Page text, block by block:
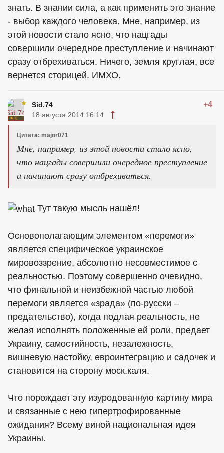
знать. В знании сила, а как применить это знание
- выбор каждого человека. Мне, например, из
этой новости стало ясно, что нацгады
совершили очередное преступление и начинают
сразу отбрехиваться. Ничего, земля круглая, все
вернется сторицей. ИМХО.
Sid.74 +4
18 августа 2014 16:14
Цитата: major071
Мне, например, из этой новости стало ясно,
что нацгады совершили очередное преступление
и начинают сразу отбрехиваться.
Тут такую мысль нашёл!
Основополагающим элементом «перемоги»
является специфическое украинское
мировоззрение, абсолютно несовместимое с
реальностью. Поэтому совершенно очевидно,
что финальной и неизбежной частью любой
перемоги является «зрада» (по-русски –
предательство), когда подлая реальность, не
желая исполнять положенные ей роли, предает
Украину, самостийность, незалежность,
вишневую настойку, евроинтеграцию и садочек и
становится на сторону моск.каля.
Что порождает эту изуродованную картину мира
и связанные с нею гипертрофированные
ожидания? Всему виной национальная идея
Украины.